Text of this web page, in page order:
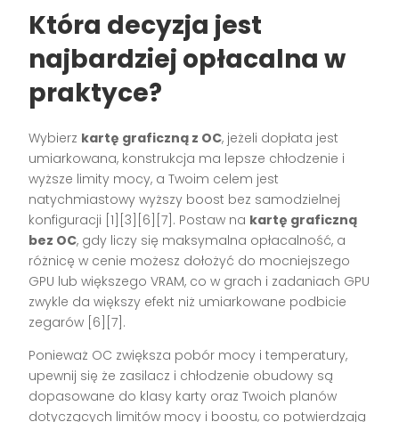
Która decyzja jest
najbardziej opłacalna w
praktyce?
Wybierz kartę graficzną z OC, jeżeli dopłata jest
umiarkowana, konstrukcja ma lepsze chłodzenie i
wyższe limity mocy, a Twoim celem jest
natychmiastowy wyższy boost bez samodzielnej
konfiguracji [1][3][6][7]. Postaw na kartę graficzną
bez OC, gdy liczy się maksymalna opłacalność, a
różnicę w cenie możesz dołożyć do mocniejszego
GPU lub większego VRAM, co w grach i zadaniach GPU
zwykle da większy efekt niż umiarkowane podbicie
zegarów [6][7].
Ponieważ OC zwiększa pobór mocy i temperatury,
upewnij się że zasilacz i chłodzenie obudowy są
dopasowane do klasy karty oraz Twoich planów
dotyczących limitów mocy i boostu, co potwierdzają